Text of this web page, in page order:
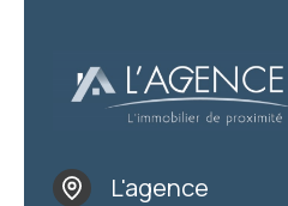
L'agence